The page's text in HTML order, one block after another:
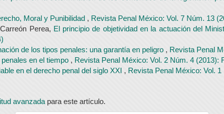
Moral y Punibilidad , Revista Penal México: Vol. 7 Núm. 13
Perea, El principio de objetividad en la actuación del
de los tipos penales: una garantía en peligro , Revista Penal
en el tiempo , Revista Penal México: Vol. 2 Núm. 4 (2013):
en el derecho penal del siglo XXI , Revista Penal México: Vol.
avanzada para este artículo.